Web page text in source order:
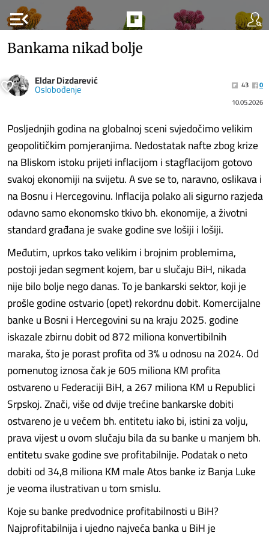
menu_open
Bankama nikad bolje
Eldar Dizdarević
Oslobođenje 43
0
10.05.2026
Posljednjih godina na globalnoj sceni svjedočimo velikim
geopolitičkim pomjeranjima. Nedostatak nafte zbog krize
na Bliskom istoku prijeti inflacijom i stagflacijom gotovo
svakoj ekonomiji na svijetu. A sve se to, naravno, oslikava i
na Bosnu i Hercegovinu. Inflacija polako ali sigurno razjeda
odavno samo ekonomsko tkivo bh. ekonomije, a životni
standard građana je svake godine sve lošiji i lošiji.
Međutim, uprkos tako velikim i brojnim problemima,
postoji jedan segment kojem, bar u slučaju BiH, nikada
nije bilo bolje nego danas. To je bankarski sektor, koji je
prošle godine ostvario (opet) rekordnu dobit. Komercijalne
banke u Bosni i Hercegovini su na kraju 2025. godine
iskazale zbirnu dobit od 872 miliona konvertibilnih
maraka, što je porast profita od 3% u odnosu na 2024. Od
pomenutog iznosa čak je 605 miliona KM profita
ostvareno u Federaciji BiH, a 267 miliona KM u Republici
Srpskoj. Znači, više od dvije trećine bankarske dobiti
ostvareno je u većem bh. entitetu iako bi, istini za volju,
prava vijest u ovom slučaju bila da su banke u manjem bh.
entitetu svake godine sve profitabilnije. Podatak o neto
dobiti od 34,8 miliona KM male Atos banke iz Banja Luke
je veoma ilustrativan u tom smislu.
Koje su banke predvodnice profitabilnosti u BiH?
Najprofitabilnija i ujedno najveća banka u BiH je